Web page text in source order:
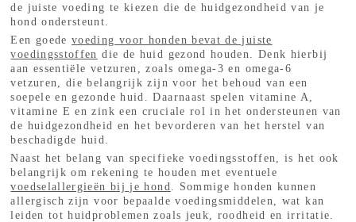
de juiste voeding te kiezen die de huidgezondheid van je
hond ondersteunt.
Een goedevoeding voor honden bevat de juiste
voedingsstoffen die de huid gezond houden. Denk hierbij
aan essentiële vetzuren, zoals omega-3 en omega-6
vetzuren, die belangrijk zijn voor het behoud van een
soepele en gezonde huid. Daarnaast spelen vitamine A,
vitamine E en zink een cruciale rol in het ondersteunen van
de huidgezondheid en het bevorderen van het herstel van
beschadigde huid.
Naast het belang van specifieke voedingsstoffen, is het ook
belangrijk om rekening te houden met eventuele
voedselallergieën bij je hond
. Sommige honden kunnen
allergisch zijn voor bepaalde voedingsmiddelen, wat kan
leiden tot huidproblemen zoals jeuk, roodheid en irritatie.